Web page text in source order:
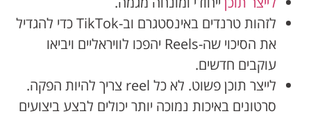
לזהות טרנדים באינסטגרם וב-TikTok כדי להגדיל
את הסיכוי שה-Reels יהפכו לוויראליים ויביאו
עוקבים חדשים.
לייצר תוכן פשוט. לא כל reel צריך להיות הפקה.
סרטונים באיכות נמוכה יותר יכולים לבצע ביצועים